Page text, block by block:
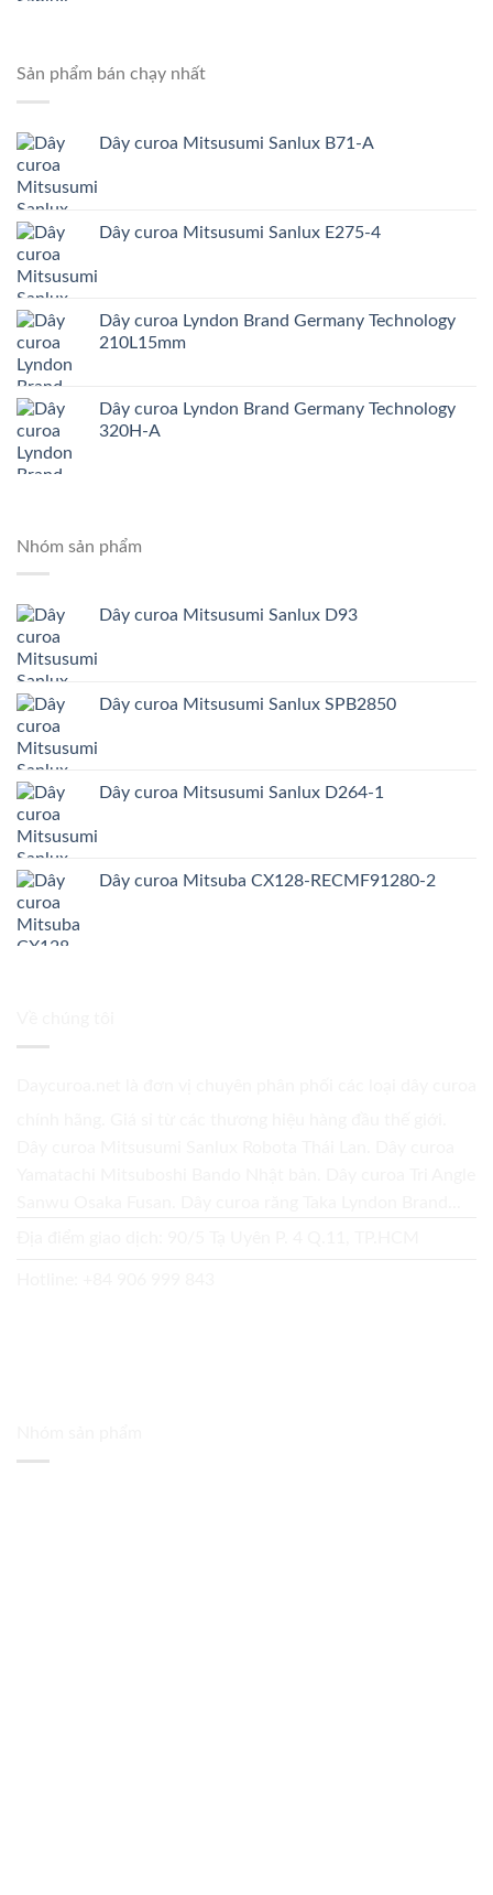
Sản phẩm bán chạy nhất
Dây curoa Mitsusumi Sanlux B71-A
Dây curoa Mitsusumi Sanlux E275-4
Dây curoa Lyndon Brand Germany Technology
210L15mm
Dây curoa Lyndon Brand Germany Technology
320H-A
Nhóm sản phẩm
Dây curoa Mitsusumi Sanlux D93
Dây curoa Mitsusumi Sanlux SPB2850
Dây curoa Mitsusumi Sanlux D264-1
Dây curoa Mitsuba CX128-RECMF91280-2